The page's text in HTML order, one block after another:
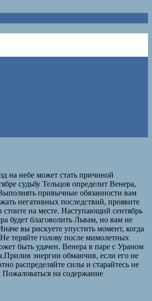
на небе может стать причиной
судьбу Тельцов определит Венера,
привычные обязанности вам
негативных последствий, проявите
стоите на месте. Наступающий сентябрь
будет благоволить Львам, но вам не
вы рискуете упустить момент, когда
теряйте голову после мимолетных
быть удачен. Венера в паре с Ураном
энергии обманчив, если его не
распределяйте силы и старайтесь не
на содержание